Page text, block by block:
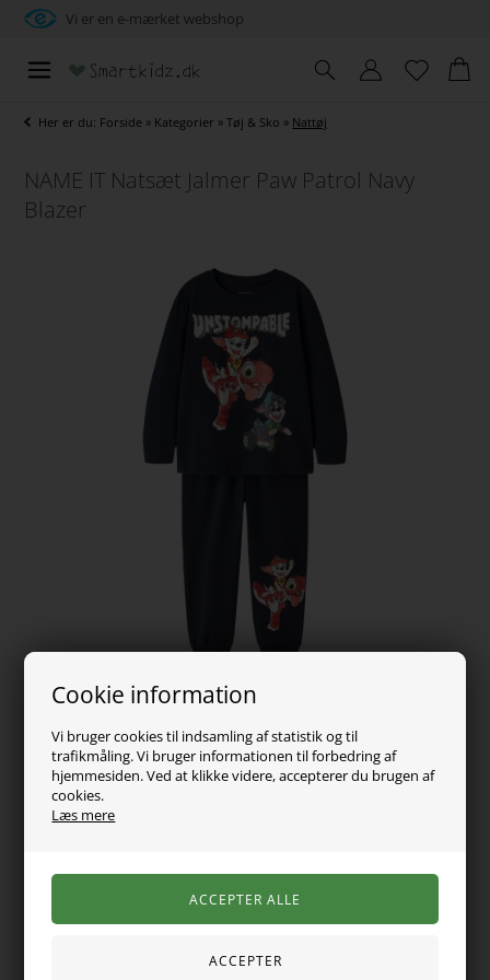
Cookie information
Vi bruger cookies til indsamling af statistik og til
trafikmåling. Vi bruger informationen til forbedring af
hjemmesiden. Ved at klikke videre, accepterer du brugen af
cookies.
Læs mere
Vi er en e-mærket webshop
Her er du: Forside » Kategorier »Tøj & Sko » Nattøj
NAME IT Natsæt Jalmer Paw Patrol Navy
Blazer
229,00DKK